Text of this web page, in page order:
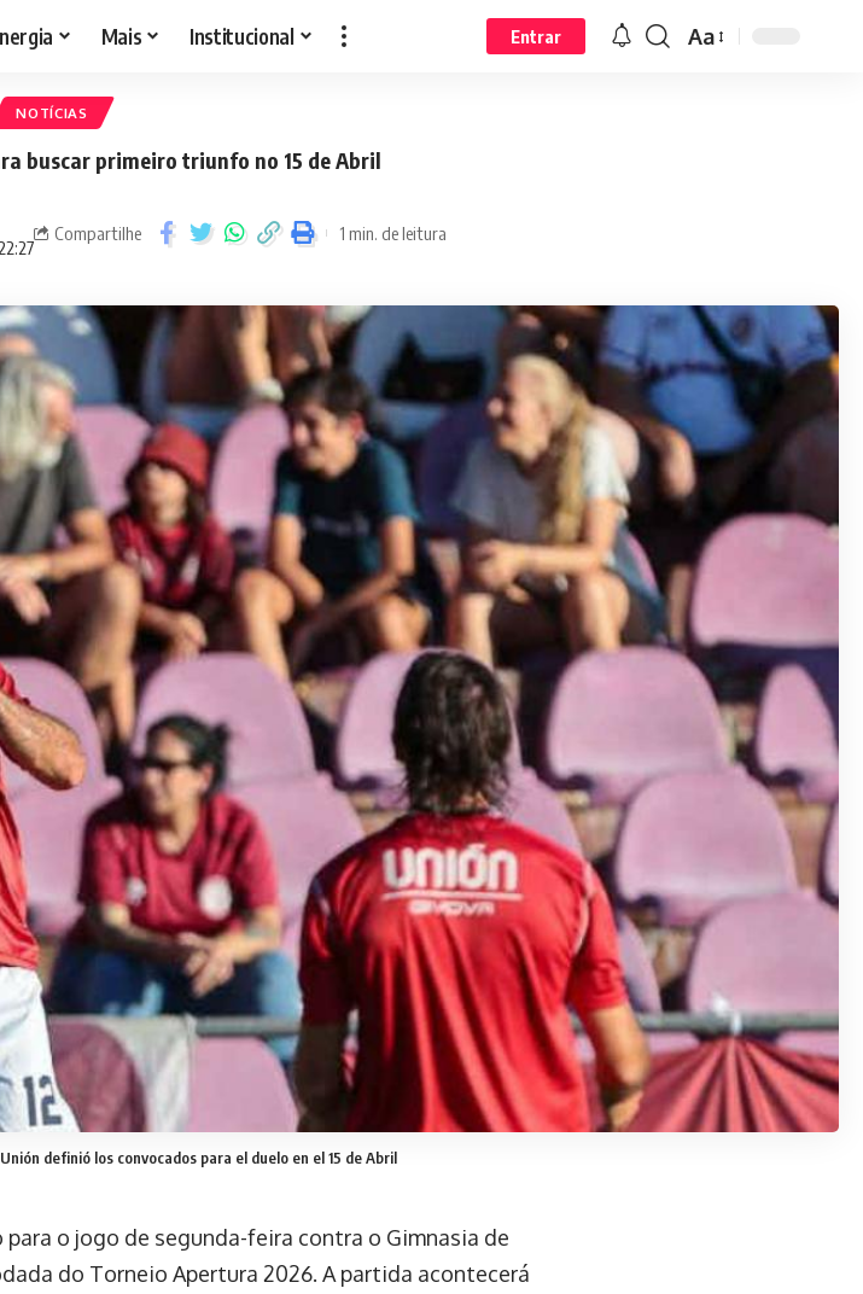
Mais Institucional Entrar Aa
NOTÍCIAS
buscar primeiro triunfo no 15 de Abril
Compartilhe 1 min. de leitura
definió los convocados para el duelo en el 15 de Abril
o jogo de segunda-feira contra o Gimnasia de
do Torneio Apertura 2026. A partida acontecerá